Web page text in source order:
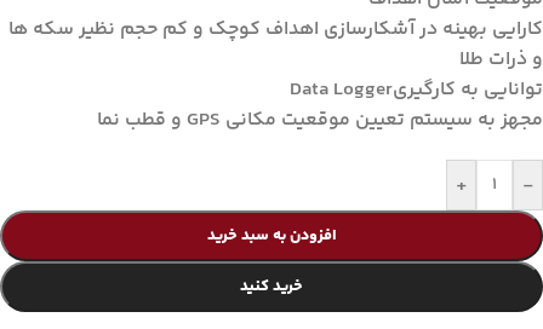
کارایی بهینه در آشکارسازی اهداف کوچک و کم حجم نظیر سکه ها
و ذرات طلا
توانایی به کارگیریData Logger
مجهز به سیستم تعیین موقعیت مکانی GPS و قطب نما
-
+
افزودن به سبد خرید
خرید کنید